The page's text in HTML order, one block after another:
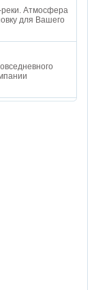
реки. Атмосфера
для Вашего